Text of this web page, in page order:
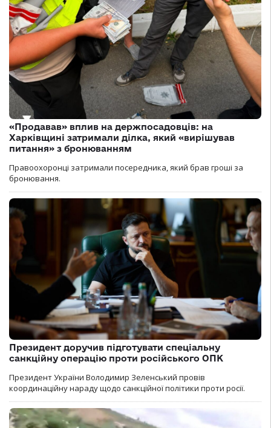
«Продавав» вплив на держпосадовців: на
Харківщині затримали ділка, який «вирішував
питання» з бронюванням
Правоохоронці затримали посередника, який брав гроші за
бронювання.
Президент доручив підготувати спеціальну
санкційну операцію проти російського ОПК
Президент України Володимир Зеленський провів
координаційну нараду щодо санкційної політики проти росії.